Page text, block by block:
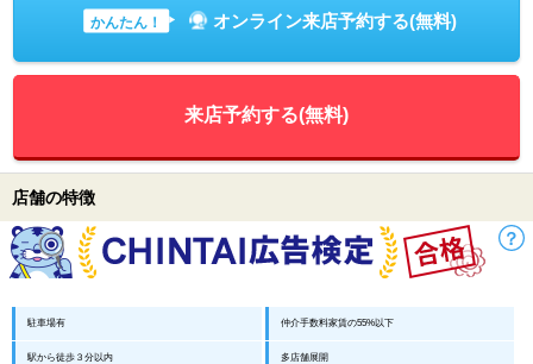
かんたん！ オンライン来店予約する(無料)
来店予約する(無料)
店舗の特徴
駐車場有 仲介手数料家賃の55%以下
駅から徒歩３分以内 多店舗展開